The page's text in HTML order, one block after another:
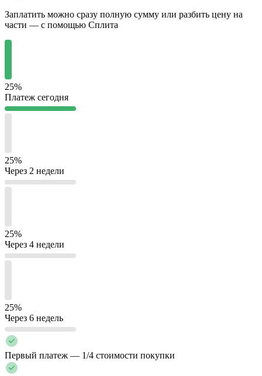
Заплатить можно сразу полную сумму или разбить цену на
части — с помощью Сплита
25%
Платеж сегодня
25%
Через 2 недели
25%
Через 4 недели
25%
Через 6 недель
Первый платеж — 1/4 стоимости покупки